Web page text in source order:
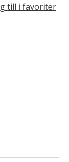
till i favoriter